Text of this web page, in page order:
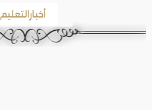
أخبارالتعليم